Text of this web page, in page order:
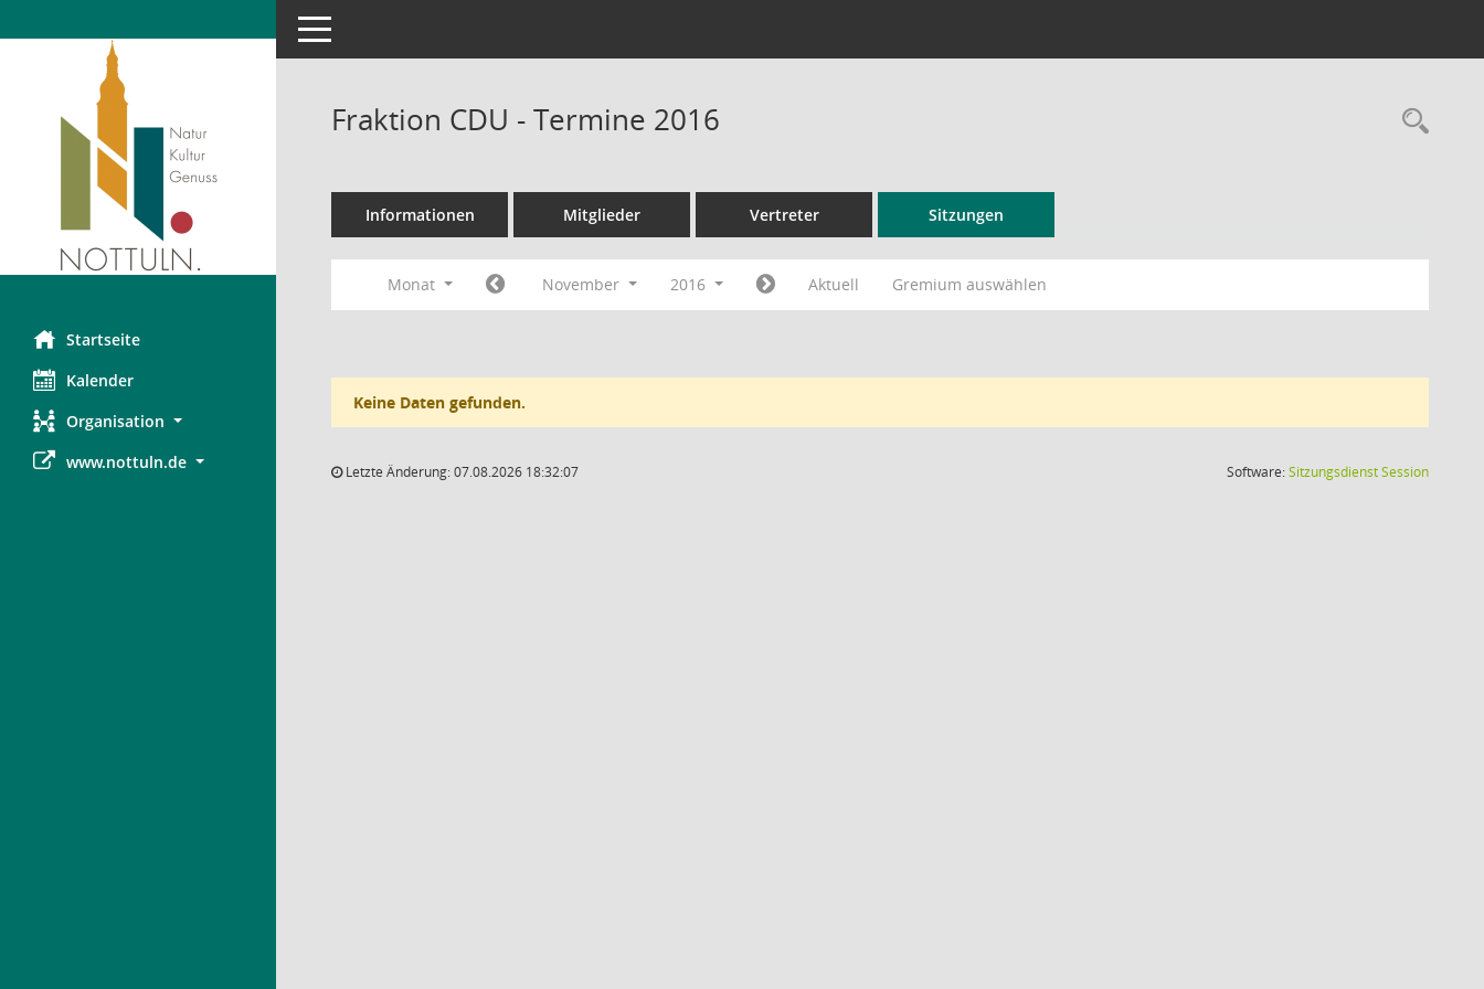
Startseite
Kalender
Organisation
www.nottuln.de
Toggle navigation
Fraktion CDU - Termine 2016
Informationen Mitglieder Vertreter Sitzungen
Monat November 2016 Aktuell Gremium auswählen
Keine Daten gefunden.
Letzte Änderung: 07.08.2026 18:32:07 Software:SitzungsdienstSession(Wird in